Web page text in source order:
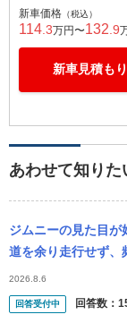
新車価格 （税込）
114 .3万円〜132 .9
新車見積も
あわせて知りた
ジムニーの見た目が
道を余り走行せず、
が、おすすめですか
2026.8.6
回答受付中 回答数：